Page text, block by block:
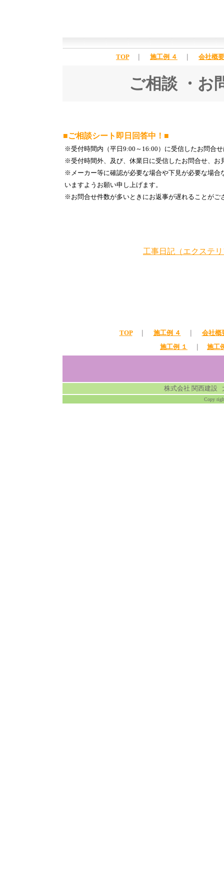
TOP｜ 施工例 ４ 会社概要
ご相談 ・お
■ご相談シート即日回答中！■
※受付時間内（平日9:00～16:00）に受信したお問合
※受付時間外、及び、休業日に受信したお問合せ、
※メーカー等に確認が必要な場合や下見が必要な場
いますようお願い申し上げます。
※お問合せ件数が多いときにお返事が遅れることがご
工事日記（エクステ
TOP｜ 施工例 ４
会社概
施工例 １
施工
株式会社 関西建設
Copy